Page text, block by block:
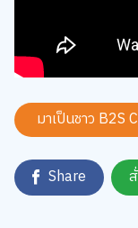
มาเป็นชาว B2S
Share